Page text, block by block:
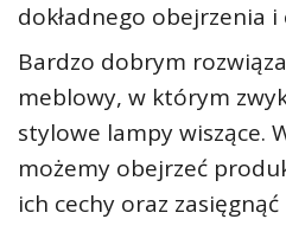
dokładnego obejrzenia
Bardzo dobrym
meblowy, w którym
stylowe lampy wiszące.
możemy obejrzeć
ich cechy oraz